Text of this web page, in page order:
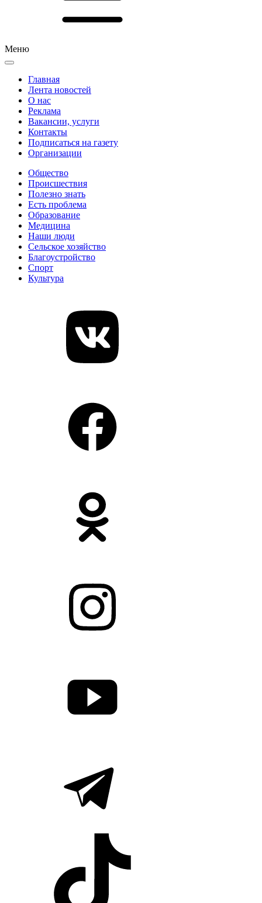
Меню
Главная
Лента новостей
О нас
Реклама
Вакансии, услуги
Контакты
Подписаться на газету
Организации
Общество
Происшествия
Полезно знать
Есть проблема
Образование
Медицина
Наши люди
Сельское хозяйство
Благоустройство
Спорт
Культура